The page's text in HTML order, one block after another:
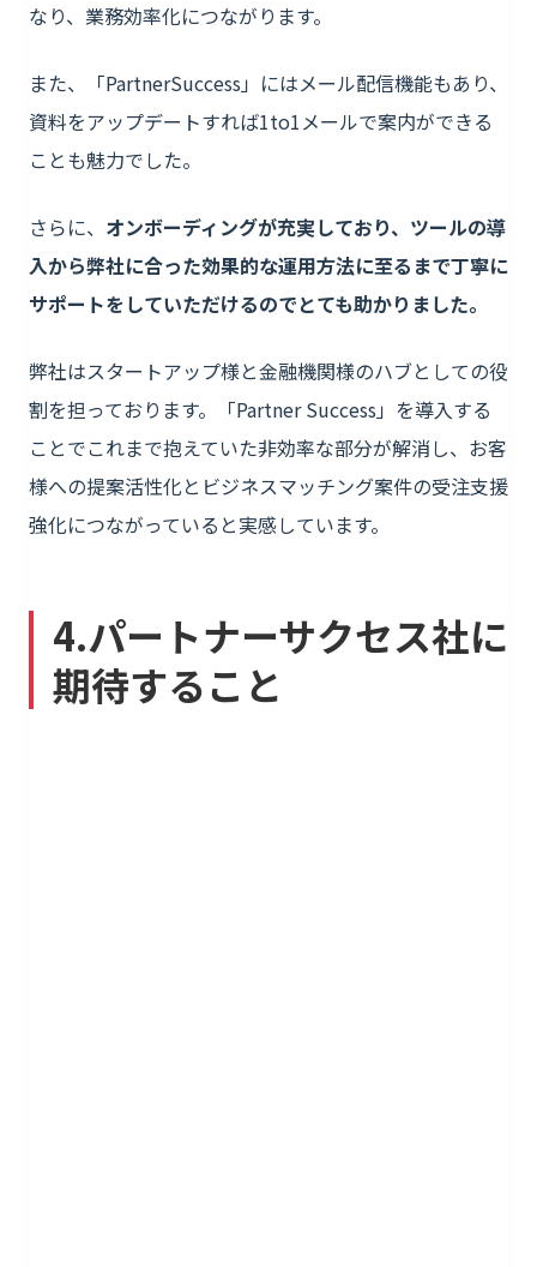
なり、業務効率化につながります。
また、「PartnerSuccess」にはメール配信機能もあり、
資料をアップデートすれば1to1メールで案内ができる
ことも魅力でした。
さらに、 オンボーディングが充実しており、ツールの導
入から弊社に合った効果的な運用方法に至るまで丁寧に
サポートをしていただけるのでとても助かりました。
弊社はスタートアップ様と金融機関様のハブとしての役
割を担っております。「Partner Success」を導入する
ことでこれまで抱えていた非効率な部分が解消し、お客
様への提案活性化とビジネスマッチング案件の受注支援
強化につながっていると実感しています。
4.パートナーサクセス社に
期待すること